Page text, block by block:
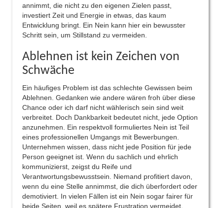
annimmt, die nicht zu den eigenen Zielen passt,
investiert Zeit und Energie in etwas, das kaum
Entwicklung bringt. Ein Nein kann hier ein bewusster
Schritt sein, um Stillstand zu vermeiden.
Ablehnen ist kein Zeichen von
Schwäche
Ein häufiges Problem ist das schlechte Gewissen beim
Ablehnen. Gedanken wie andere wären froh über diese
Chance oder ich darf nicht wählerisch sein sind weit
verbreitet. Doch Dankbarkeit bedeutet nicht, jede Option
anzunehmen. Ein respektvoll formuliertes Nein ist Teil
eines professionellen Umgangs mit Bewerbungen.
Unternehmen wissen, dass nicht jede Position für jede
Person geeignet ist. Wenn du sachlich und ehrlich
kommunizierst, zeigst du Reife und
Verantwortungsbewusstsein. Niemand profitiert davon,
wenn du eine Stelle annimmst, die dich überfordert oder
demotiviert. In vielen Fällen ist ein Nein sogar fairer für
beide Seiten, weil es spätere Frustration vermeidet.